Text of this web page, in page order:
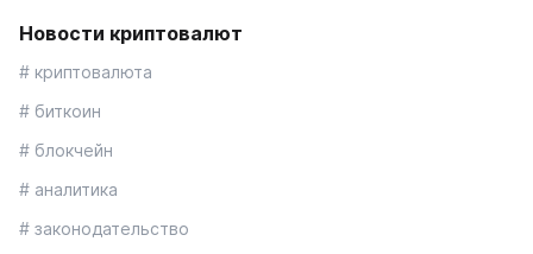
Новости криптовалют
# криптовалюта
# биткоин
# блокчейн
# аналитика
# законодательство